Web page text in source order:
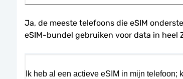
Ja, de meeste telefoons die eSIM
eSIM-bundel gebruiken voor data in heel
Ik heb al een actieve eSIM in mijn